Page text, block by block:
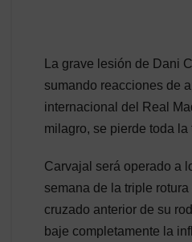
La grave lesión de Dani
sumando reacciones de
internacional del Real
milagro, se pierde toda la
Carvajal será operado a
semana de la triple
cruzado anterior de su
baje completamente la